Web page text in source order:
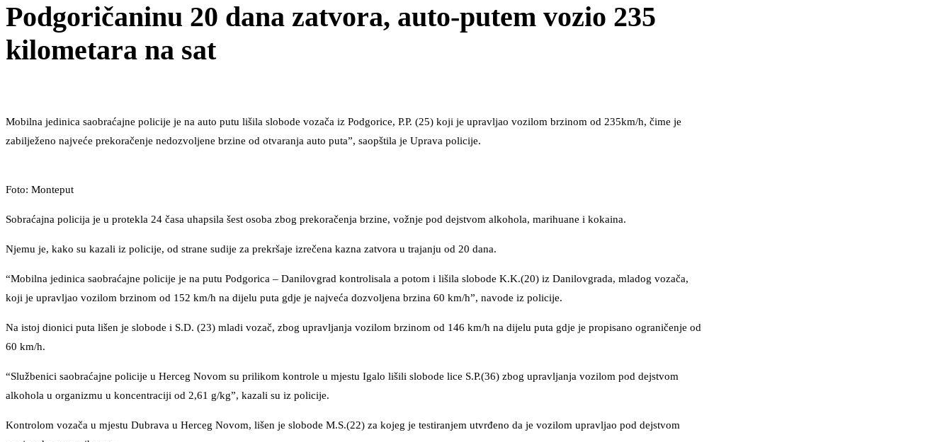
Podgoričaninu 20 dana zatvora, auto-putem vozio 235
kilometara na sat
Mobilna jedinica saobraćajne policije je na auto putu lišila slobode vozača iz Podgorice, P.P. (25) koji je upravljao vozilom brzinom od 235km/h, čime je
zabilježeno najveće prekoračenje nedozvoljene brzine od otvaranja auto puta”, saopštila je Uprava policije.
Foto: Monteput
Sobraćajna policija je u protekla 24 časa uhapsila šest osoba zbog prekoračenja brzine, vožnje pod dejstvom alkohola, marihuane i kokaina.
Njemu je, kako su kazali iz policije, od strane sudije za prekršaje izrečena kazna zatvora u trajanju od 20 dana.
“Mobilna jedinica saobraćajne policije je na putu Podgorica – Danilovgrad kontrolisala a potom i lišila slobode K.K.(20) iz Danilovgrada, mladog vozača,
koji je upravljao vozilom brzinom od 152 km/h na dijelu puta gdje je najveća dozvoljena brzina 60 km/h”, navode iz policije.
Na istoj dionici puta lišen je slobode i S.D. (23) mladi vozač, zbog upravljanja vozilom brzinom od 146 km/h na dijelu puta gdje je propisano ograničenje od
60 km/h.
“Službenici saobraćajne policije u Herceg Novom su prilikom kontrole u mjestu Igalo lišili slobode lice S.P.(36) zbog upravljanja vozilom pod dejstvom
alkohola u organizmu u koncentraciji od 2,61 g/kg”, kazali su iz policije.
Kontrolom vozača u mjestu Dubrava u Herceg Novom, lišen je slobode M.S.(22) za kojeg je testiranjem utvrđeno da je vozilom upravljao pod dejstvom